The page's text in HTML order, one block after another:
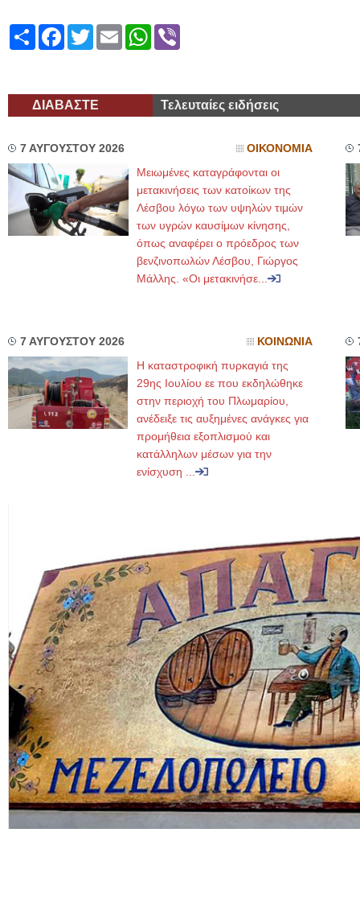
ShareFacebook
TwitterEmailWhatsApp
ΔΙΑΒΑΣΤΕ Τελευταίες ειδήσεις
7 ΑΥΓΟΥΣΤΟΥ 2026 ΟΙΚΟΝΟΜΙΑ
Μειωμένες καταγράφονται οι
μετακινήσεις των κατοίκων της
Λέσβου λόγω των υψηλών τιμών
των υγρών καυσίμων κίνησης,
όπως αναφέρει ο πρόεδρος των
βενζινοπωλών Λέσβου, Γιώργος
Μάλλης. «Οι μετακινήσε...
7 ΑΥΓΟΥΣΤΟΥ 2026 ΚΟΙΝΩΝΙΑ
Η καταστροφική πυρκαγιά της
29ης Ιουλίου εε που εκδηλώθηκε
στην περιοχή του Πλωμαρίου,
ανέδειξε τις αυξημένες ανάγκες για
προμήθεια εξοπλισμού και
κατάλληλων μέσων για την
ενίσχυση ...